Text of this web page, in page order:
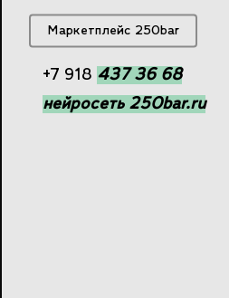
Маркетплейс 250bar
Позвонить
+7 918 437 36 68
нейросеть 250bar.ru